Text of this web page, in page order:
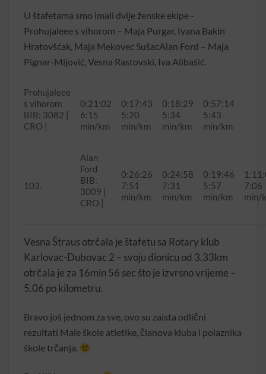
U štafetama smo imali dvije ženske ekipe -
Prohujaleee s vihorom – Maja Purgar, Ivana Bakin
Hratovšćak, Maja Mekovec SušacAlan Ford – Maja
Pignar-Mijović, Vesna Rastovski, Iva Alibašić.
Prohujaleee
s vihorom
BIB: 3082 |
CRO |
0:21:02
6:15
min/km
0:17:43
5:20
min/km
0:18:29
5:34
min/km
0:57:14
5:43
min/km
103.
Alan
Ford
BIB:
3009 |
CRO |
0:26:26
7:51
min/km
0:24:58
7:31
min/km
0:19:46
5:57
min/km
7:06
min/
Vesna Štraus otrčala je štafetu sa Rotary klub
Karlovac-Dubovac 2 – svoju dionicu od 3.33km
otrčala je za 16min 56 sec što je izvrsno vrijeme –
5.06 po kilometru.
Bravo još jednom za sve, ovo su zaista odlični
rezultati Male škole atletike, članova kluba i polaznika
škole trčanja.